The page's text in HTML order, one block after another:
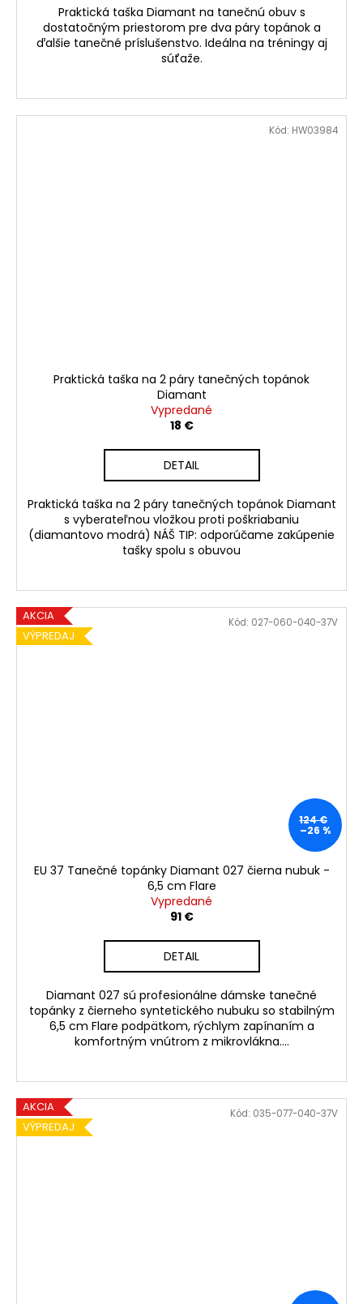
Praktická taška Diamant na tanečnú obuv s
dostatočným priestorom pre dva páry topánok a
ďalšie tanečné príslušenstvo. Ideálna na tréningy aj
súťaže.
Praktická taška na 2 páry tanečných topánok
Diamant
Vypredané
18 €
DETAIL
Praktická taška na 2 páry tanečných topánok Diamant
s vyberateľnou vložkou proti poškriabaniu
(diamantovo modrá) NÁŠ TIP: odporúčame zakúpenie
tašky spolu s obuvou
Kód: HW03984
AKCIA
VÝPREDAJ
124 €
–26 %
EU 37 Tanečné topánky Diamant 027 čierna nubuk -
6,5 cm Flare
Vypredané
91 €
DETAIL
Diamant 027 sú profesionálne dámske tanečné
topánky z čierneho syntetického nubuku so stabilným
6,5 cm Flare podpätkom, rýchlym zapínaním a
komfortným vnútrom z mikrovlákna....
Kód: 027-060-040-37V
AKCIA
VÝPREDAJ
Kód: 035-077-040-37V